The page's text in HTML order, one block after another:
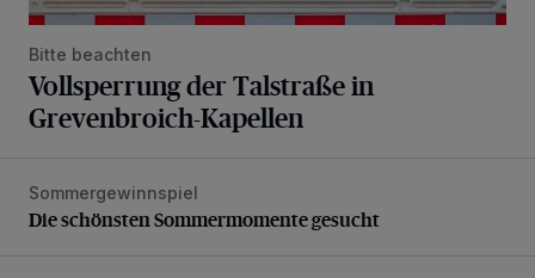
Bitte beachten
Vollsperrung der Talstraße in
Grevenbroich-Kapellen
Die schönsten Sommermomente gesucht
Sommergewinnspiel
Die schönsten Sommermomente gesucht